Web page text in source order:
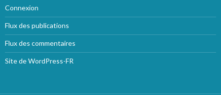
Connexion
Flux des publications
Flux des commentaires
Site de WordPress-FR